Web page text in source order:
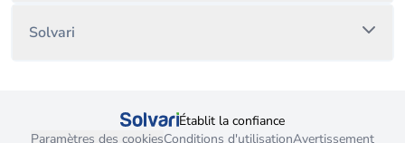
Solvari
Établit la confiance
Paramètres des cookiesConditions d'utilisationAvertissement